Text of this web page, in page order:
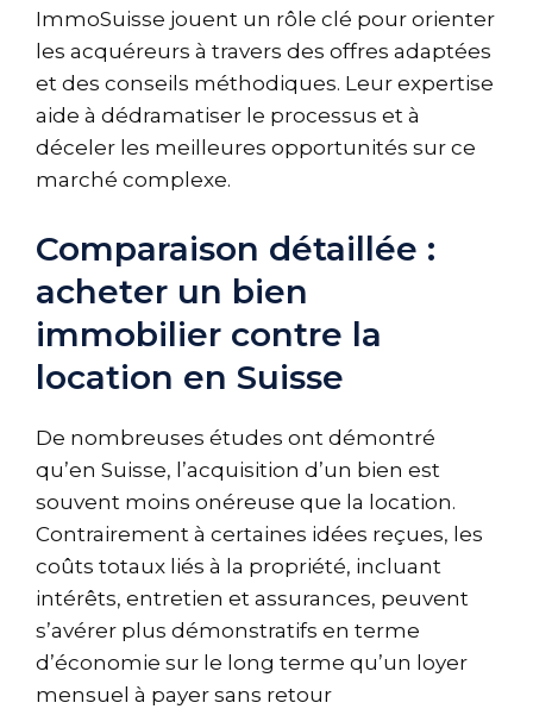
ImmoSuisse jouent un rôle clé pour orienter
les acquéreurs à travers des offres adaptées
et des conseils méthodiques. Leur expertise
aide à dédramatiser le processus et à
déceler les meilleures opportunités sur ce
marché complexe.
Comparaison détaillée :
acheter un bien
immobilier contre la
location en Suisse
De nombreuses études ont démontré
qu’en Suisse, l’acquisition d’un bien est
souvent moins onéreuse que la location.
Contrairement à certaines idées reçues, les
coûts totaux liés à la propriété, incluant
intérêts, entretien et assurances, peuvent
s’avérer plus démonstratifs en terme
d’économie sur le long terme qu’un loyer
mensuel à payer sans retour